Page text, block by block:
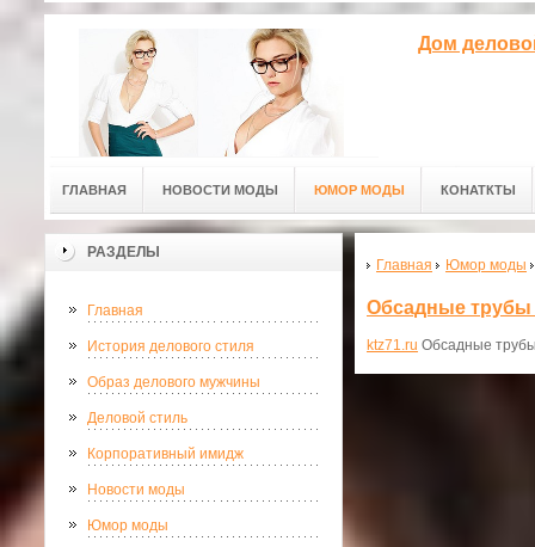
Дом
ГЛАВНАЯ НОВОСТИ МОДЫ ЮМОР МОДЫ КОНАТКТЫ
РАЗДЕЛЫ
Главная
История делового стиля
Образ делового мужчины
Деловой стиль
Корпоративный имидж
Новости моды
Юмор моды
Главная Юмор моды
Обсадные
ktz71.ru Обсадные